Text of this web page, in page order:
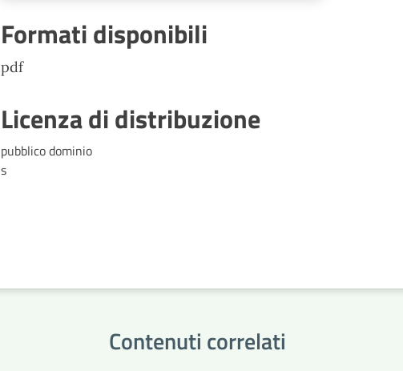
competenza
Formati disponibili
pdf
Licenza di distribuzione
pubblico dominio
s
Contenuti correlati